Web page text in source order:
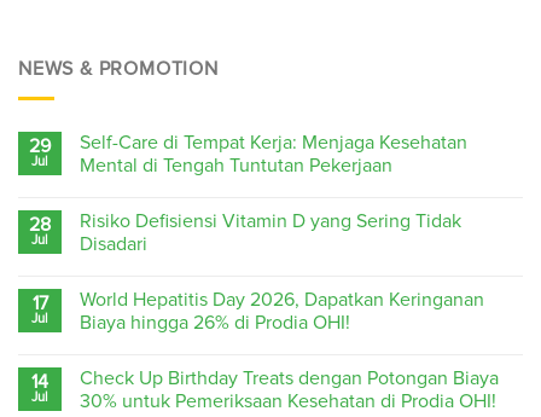
NEWS & PROMOTION
29
Jul
Self-Care di Tempat Kerja: Menjaga Kesehatan
Mental di Tengah Tuntutan Pekerjaan
28
Jul
Risiko Defisiensi Vitamin D yang Sering Tidak
Disadari
17
Jul
World Hepatitis Day 2026, Dapatkan Keringanan
Biaya hingga 26% di Prodia OHI!
14
Jul
Check Up Birthday Treats dengan Potongan Biaya
30% untuk Pemeriksaan Kesehatan di Prodia OHI!